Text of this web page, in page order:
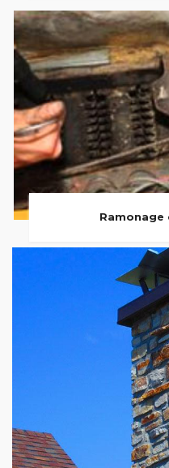
Ramonage